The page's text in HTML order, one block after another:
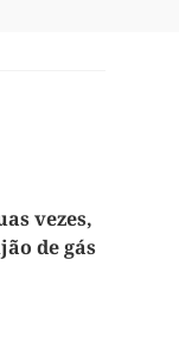
vezes,
de gás